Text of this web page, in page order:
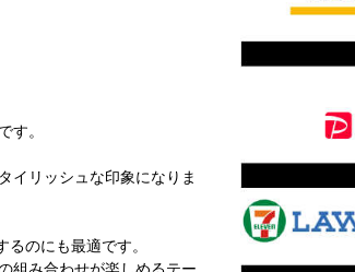
す。
イリッシュな印象になりま
のにも最適です。